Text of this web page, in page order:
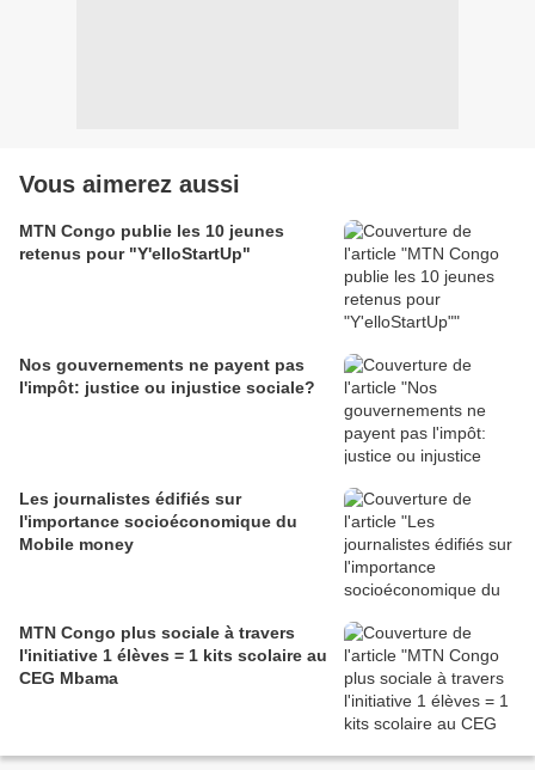
Vous aimerez aussi
MTN Congo publie les 10 jeunes
retenus pour "Y'elloStartUp"
Nos gouvernements ne payent pas
l'impôt: justice ou injustice sociale?
Les journalistes édifiés sur
l'importance socioéconomique du
Mobile money
MTN Congo plus sociale à travers
l'initiative 1 élèves = 1 kits scolaire au
CEG Mbama